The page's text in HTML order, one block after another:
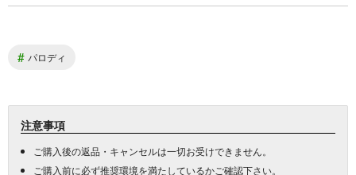
# パロディ
注意事項
ご購入後の返品・キャンセルは一切お受けできません。
ご購入前に必ず推奨環境を満たしているかご確認下さい。